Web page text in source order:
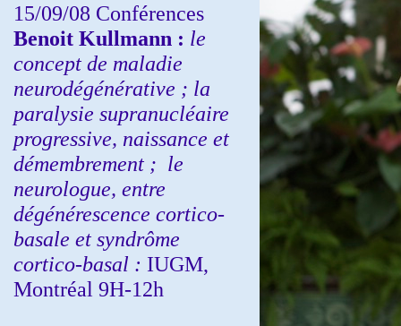
15/09/08 Conférences
Benoit Kullmann : le
concept de maladie
neurodégénérative ; la
paralysie supranucléaire
progressive, naissance et
démembrement ; le
neurologue, entre
dégénérescence cortico-
basale et syndrôme
cortico-basal : IUGM,
Montréal 9H-12h